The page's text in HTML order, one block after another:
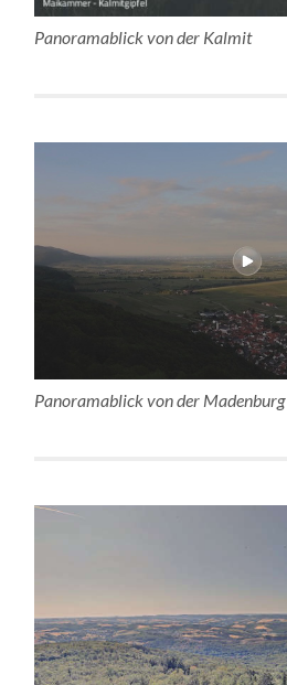
Panoramablick von der Kalmit
Panoramablick von der Madenburg